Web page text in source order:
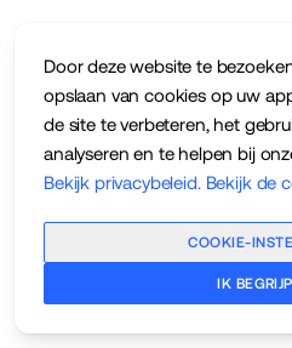
Door deze website te
opslaan van cookies op uw
de site te verbeteren, het
analyseren en te helpen bij
Bekijk privacybeleid. Bekijk de
COOKIE-
IK